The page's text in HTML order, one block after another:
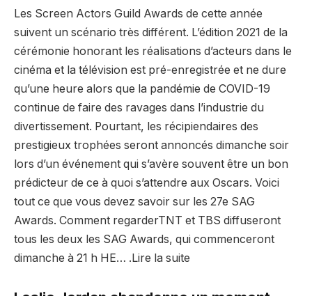
Les Screen Actors Guild Awards de cette année
suivent un scénario très différent. L’édition 2021 de la
cérémonie honorant les réalisations d’acteurs dans le
cinéma et la télévision est pré-enregistrée et ne dure
qu’une heure alors que la pandémie de COVID-19
continue de faire des ravages dans l’industrie du
divertissement. Pourtant, les récipiendaires des
prestigieux trophées seront annoncés dimanche soir
lors d’un événement qui s’avère souvent être un bon
prédicteur de ce à quoi s’attendre aux Oscars. Voici
tout ce que vous devez savoir sur les 27e SAG
Awards. Comment regarderTNT et TBS diffuseront
tous les deux les SAG Awards, qui commenceront
dimanche à 21 h HE… .Lire la suite